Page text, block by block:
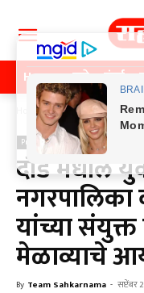
Home पुणे मुंबई
Home Previos News
Previos News
दौंड मधील
नगरपालिका
यांच्या संयुक्त
मेळाव्याचे
By Team Sahkarnama - सप्टेंबर